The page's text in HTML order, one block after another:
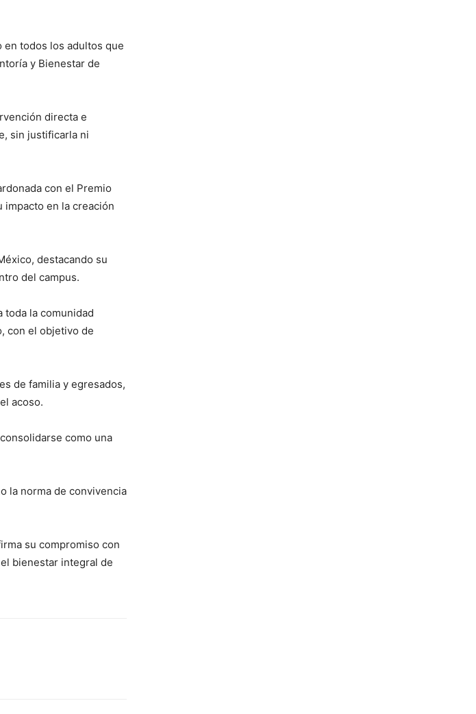
en todos los adultos que
y Bienestar de
directa e
sin justificarla ni
con el Premio
impacto en la creación
destacando su
del campus.
la comunidad
con el objetivo de
de familia y egresados,
acoso.
como una
la norma de convivencia
su compromiso con
bienestar integral de